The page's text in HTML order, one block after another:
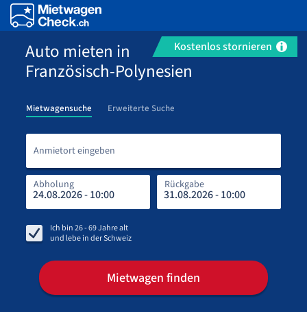
Kostenlos stornieren
Auto mieten in
Französisch-Polynesien
Mietwagensuche Erweiterte Suche
Anmietort eingeben
Abholung Rückgabe
Ich bin26 - 69Jahre alt
und lebe inder Schweiz
Mietwagen finden